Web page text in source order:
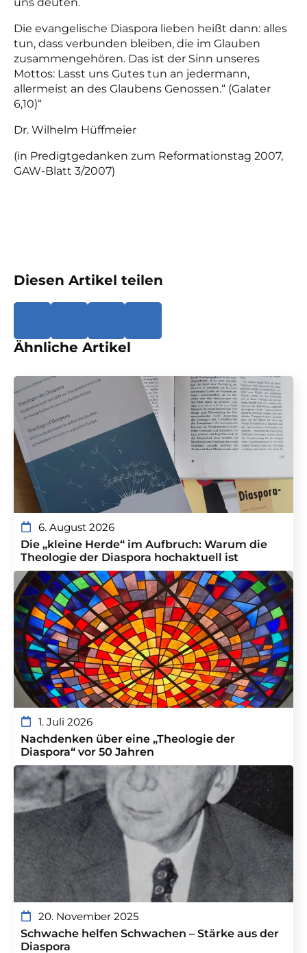
Die evangelische Diaspora lieben heißt dann: alles
tun, dass verbunden bleiben, die im Glauben
zusammengehören. Das ist der Sinn unseres
Mottos: Lasst uns Gutes tun an jedermann,
allermeist an des Glaubens Genossen.“ (Galater
6,10)“
Dr. Wilhelm Hüffmeier
(in Predigtgedanken zum Reformationstag 2007,
GAW-Blatt 3/2007)
Diesen Artikel teilen
Ähnliche Artikel
6. August 2026
Die „kleine Herde“ im Aufbruch: Warum die
Theologie der Diaspora hochaktuell ist
1. Juli 2026
Nachdenken über eine „Theologie der
Diaspora“ vor 50 Jahren
20. November 2025
Schwache helfen Schwachen – Stärke aus der
Diaspora